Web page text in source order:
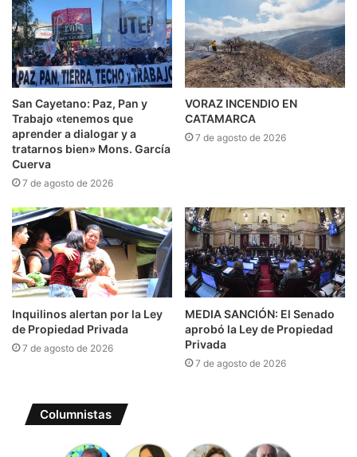
San Cayetano: Paz, Pan y
Trabajo «tenemos que
aprender a dialogar y a
tratarnos bien» Mons. García
Cuerva
7 de agosto de 2026
VORAZ INCENDIO EN
CATAMARCA
7 de agosto de 2026
Inquilinos alertan por la Ley
de Propiedad Privada
7 de agosto de 2026
MEDIA SANCIÓN: El Senado
aprobó la Ley de Propiedad
Privada
7 de agosto de 2026
Columnistas